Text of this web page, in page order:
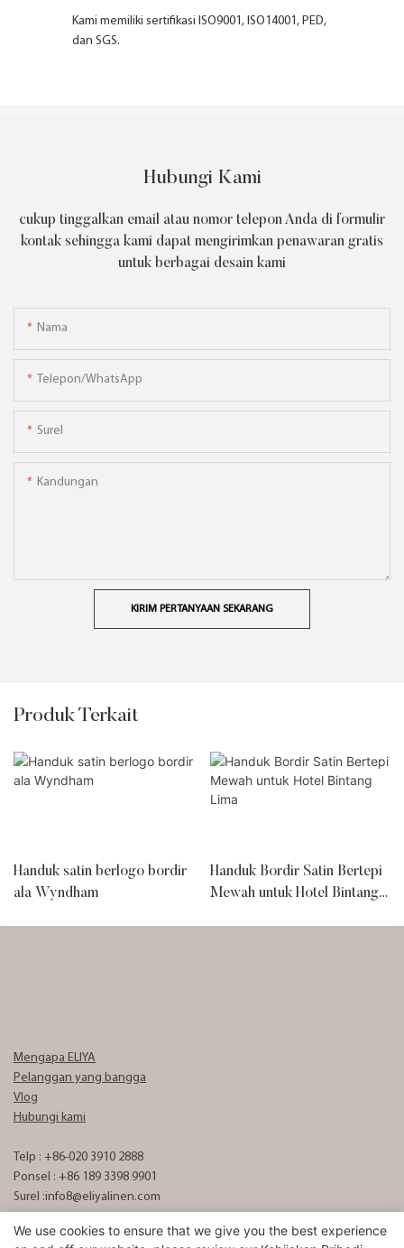
Kami memiliki sertifikasi ISO9001, ISO14001, PED,
dan SGS.
Hubungi Kami
cukup tinggalkan email atau nomor telepon Anda di formulir
kontak sehingga kami dapat mengirimkan penawaran gratis
untuk berbagai desain kami
Nama
Telepon/WhatsApp
Surel
Kandungan
KIRIM PERTANYAAN SEKARANG
Produk Terkait
Handuk satin berlogo bordir
ala Wyndham
Handuk Bordir Satin Bertepi
Mewah untuk Hotel Bintang
Mengapa ELIYA
Pelanggan yang bangga
Vlog
Hubungi kami
Telp : +86-020 3910 2888
Ponsel : +86 189 3398 9901
Surel :info8@eliyalinen.com
We use cookies to ensure that we give you the best experience